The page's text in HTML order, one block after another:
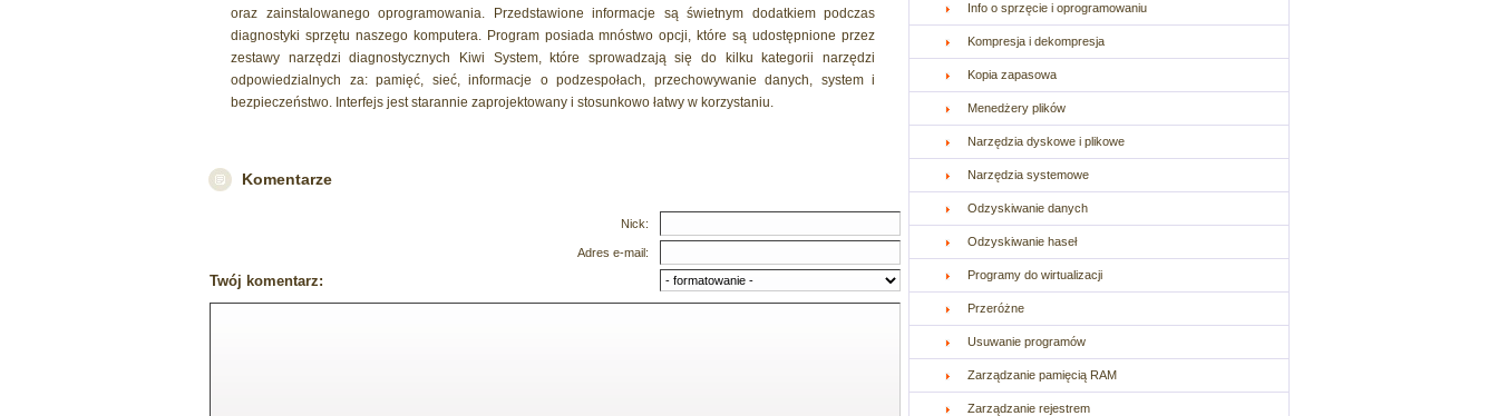
oraz zainstalowanego oprogramowania. Przedstawione informacje są świetnym dodatkiem podczas
diagnostyki sprzętu naszego komputera. Program posiada mnóstwo opcji, które są udostępnione przez
zestawy narzędzi diagnostycznych Kiwi System, które sprowadzają się do kilku kategorii narzędzi
odpowiedzialnych za: pamięć, sieć, informacje o podzespołach, przechowywanie danych, system i
bezpieczeństwo. Interfejs jest starannie zaprojektowany i stosunkowo łatwy w korzystaniu.
Komentarze
Nick:
Adres e-mail:
Twój komentarz:
Info o sprzęcie i oprogramowaniu
Kompresja i dekompresja
Kopia zapasowa
Menedżery plików
Narzędzia dyskowe i plikowe
Narzędzia systemowe
Odzyskiwanie danych
Odzyskiwanie haseł
Programy do wirtualizacji
Przeróżne
Usuwanie programów
Zarządzanie pamięcią RAM
Zarządzanie rejestrem